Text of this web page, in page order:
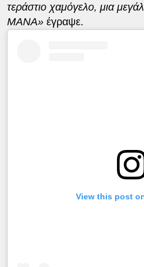
τεράστιο χαμόγελο, μια
ΜΑΝΑ»έγραψε.
View this post